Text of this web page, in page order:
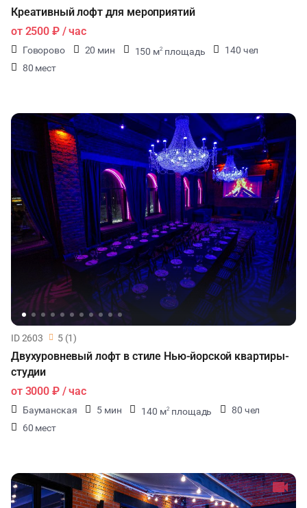
Креативный лофт для мероприятий
от 2500 ₽/ час
Говорово 20 мин 150 м2 площадь
140 чел
80 мест
ID 2603 5 (1)
Двухуровневый лофт в стиле Нью-йорской квартиры-
студии
от 3000 ₽/ час
Бауманская 5 мин 140 м2 площадь
80 чел
60 мест